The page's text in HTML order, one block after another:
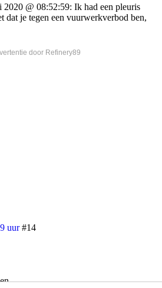
@ 08:52:59: Ik had een pleuris
dat je tegen een vuurwerkverbod ben,
door Refinery89
uur #14